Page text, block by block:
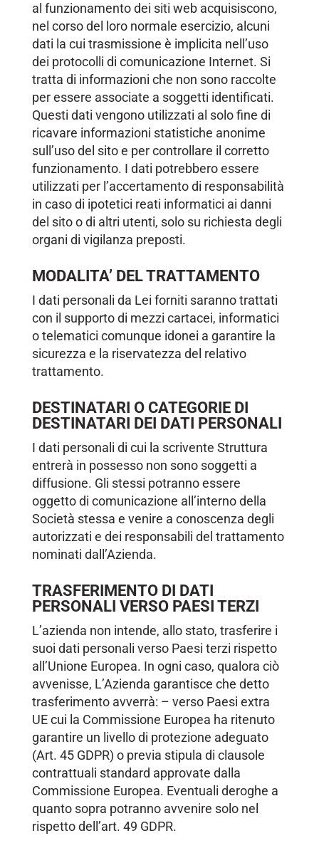
al funzionamento dei siti web acquisiscono,
nel corso del loro normale esercizio, alcuni
dati la cui trasmissione è implicita nell’uso
dei protocolli di comunicazione Internet. Si
tratta di informazioni che non sono raccolte
per essere associate a soggetti identificati.
Questi dati vengono utilizzati al solo fine di
ricavare informazioni statistiche anonime
sull’uso del sito e per controllare il corretto
funzionamento. I dati potrebbero essere
utilizzati per l’accertamento di responsabilità
in caso di ipotetici reati informatici ai danni
del sito o di altri utenti, solo su richiesta degli
organi di vigilanza preposti.
MODALITA’ DEL TRATTAMENTO
I dati personali da Lei forniti saranno trattati
con il supporto di mezzi cartacei, informatici
o telematici comunque idonei a garantire la
sicurezza e la riservatezza del relativo
trattamento.
DESTINATARI O CATEGORIE DI
DESTINATARI DEI DATI PERSONALI
I dati personali di cui la scrivente Struttura
entrerà in possesso non sono soggetti a
diffusione. Gli stessi potranno essere
oggetto di comunicazione all’interno della
Società stessa e venire a conoscenza degli
autorizzati e dei responsabili del trattamento
nominati dall’Azienda.
TRASFERIMENTO DI DATI
PERSONALI VERSO PAESI TERZI
L’azienda non intende, allo stato, trasferire i
suoi dati personali verso Paesi terzi rispetto
all’Unione Europea. In ogni caso, qualora ciò
avvenisse, L’Azienda garantisce che detto
trasferimento avverrà: – verso Paesi extra
UE cui la Commissione Europea ha ritenuto
garantire un livello di protezione adeguato
(Art. 45 GDPR) o previa stipula di clausole
contrattuali standard approvate dalla
Commissione Europea. Eventuali deroghe a
quanto sopra potranno avvenire solo nel
rispetto dell’art. 49 GDPR.